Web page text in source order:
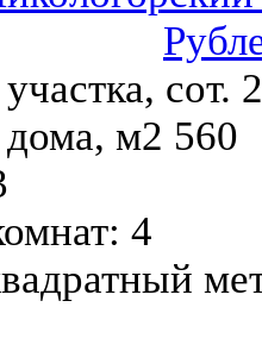
сот.
м2 560
4